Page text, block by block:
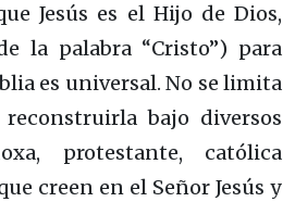
Jesús es el Hijo de Dios,
la palabra “Cristo”) para
es universal. No se limita
bajo diversos
protestante, católica
creen en el Señor Jesús y